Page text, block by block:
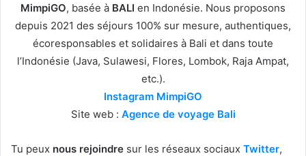
MimpiGO, basée à BALI en Indonésie. Nous proposons
depuis 2021 des séjours 100% sur mesure, authentiques,
écoresponsables et solidaires à Bali et dans toute
l’Indonésie (Java, Sulawesi, Flores, Lombok, Raja Ampat,
etc.).
Instagram MimpiGO
Site web : Agence de voyage Bali
Tu peux nous rejoindre sur les réseaux sociaux Twitter,